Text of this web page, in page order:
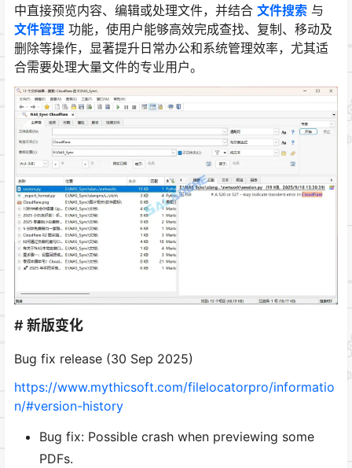
中直接预览内容、编辑或处理文件，并结合 文件搜索 与
文件管理 功能，使用户能够高效完成查找、复制、移动及
删除等操作，显著提升日常办公和系统管理效率，尤其适
合需要处理大量文件的专业用户。
# 新版变化
Bug fix release (30 Sep 2025)
https://www.mythicsoft.com/filelocatorpro/informatio
n/#version-history
Bug fix: Possible crash when previewing some
PDFs.